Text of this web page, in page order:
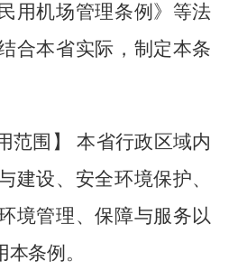
用机场管理条例》等法
合本省实际，制定本条
范围】
本省行政区域内
建设、安全环境保护、
境管理、保障与服务以
条例。